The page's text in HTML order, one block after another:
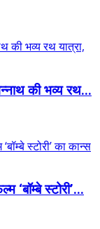
की भव्य रथ...
‘बॉम्बे स्टोरी’...